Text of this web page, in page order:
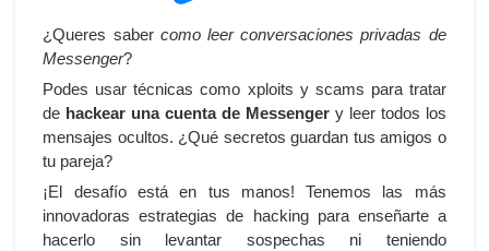
¿Queres saber como leer conversaciones privadas de
Messenger?
Podes usar técnicas como xploits y scams para tratar
de hackear una cuenta de Messengery leer todos los
mensajes ocultos. ¿Qué secretos guardan tus amigos o
tu pareja?
¡El desafío está en tus manos! Tenemos las más
innovadoras estrategias de hacking para enseñarte a
hacerlo sin levantar sospechas ni teniendo